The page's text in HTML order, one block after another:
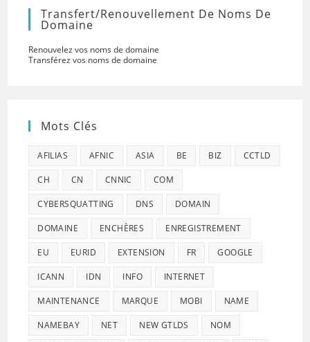
Transfert/renouvellement De Noms De
Domaine
Renouvelez vos noms de domaine
Transférez vos noms de domaine
Mots Clés
AFILIAS AFNIC ASIA BE BIZ CCTLD
CH CN CNNIC COM
CYBERSQUATTING DNS DOMAIN
DOMAINE ENCHÈRES ENREGISTREMENT
EU EURID EXTENSION FR GOOGLE
ICANN IDN INFO INTERNET
MAINTENANCE MARQUE MOBI NAME
NAMEBAY NET NEW GTLDS NOM